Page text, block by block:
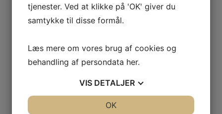
bookingbekrivelser og påmindelser om events.
At forhindre og kunne påvise ulovlige handlinger for
eksempel for at sikre, at event billetter havner i
hænderne på rigtige kunde. I denne forbindelse kan vi
handles på det sorte marked, at vores immaterielle
rettigheder misbruges (f.eks. vores eller vores
tjenester. Ved at klikke på 'OK' giver du
samtykke til disse formål.
Læs mere om vores brug af cookies og
behandling af persondata her.
VIS DETALJER
OK